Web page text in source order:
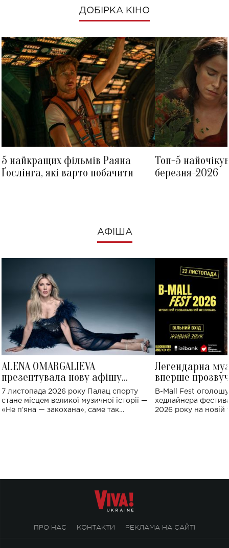
ДОБІРКА КІНО
5 найкращих фільмів Раяна
Ґослінга, які варто побачити
Топ-5
березня-2026
АФІША
ALENA OMARGALIEVA
презентувала нову афішу
великого концерту в Палаці
спорту
7 листопада 2026 року Палац спорту
стане місцем великої музичної історії —
«Не пʼяна — закохана», саме так
Легендарна
вперше
Україні: де
B-Mall Fest
хедлайнера
2026 року на новій
ПРО НАС КОНТАКТИ РЕКЛАМА НА САЙТІ